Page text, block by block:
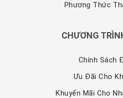
Phương Thức
CHƯƠNG
Chính Sách
Ưu Đãi Cho
Khuyến Mãi Cho